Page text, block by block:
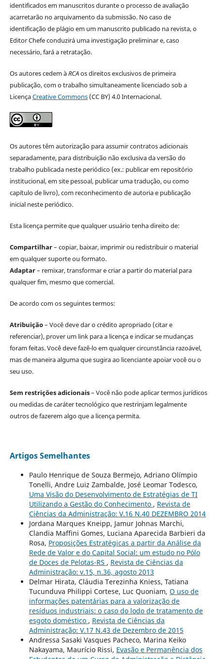
identificados em manuscritos durante o processo de avaliação
acarretarão no arquivamento da submissão. No caso de
identificação de plágio em um manuscrito publicado na revista, o
Editor Chefe conduzirá uma investigação preliminar e, caso
necessário, fará a retratação.
Os autores cedem àRCAos direitos exclusivos de primeira
publicação, com o trabalho simultaneamente licenciado sob a
LicençaCreative Commons(CC BY) 4.0 Internacional.
Os autores têm autorização para assumir contratos adicionais
separadamente, para distribuição não exclusiva da versão do
trabalho publicada neste periódico (ex.: publicar em repositório
institucional, em site pessoal, publicar uma tradução, ou como
capítulo de livro), com reconhecimento de autoria e publicação
inicial neste periódico.
Esta licença permite que qualquer usuário tenha direito de:
Compartilhar– copiar, baixar, imprimir ou redistribuir o material
em qualquer suporte ou formato.
Adaptar– remixar, transformar e criar a partir do material para
qualquer fim, mesmo que comercial.
De acordo com os seguintes termos:
Atribuição– Você deve dar o crédito apropriado (citar e
referenciar), prover um link para a licença e indicar se mudanças
foram feitas. Você deve fazê-lo em qualquer circunstância razoável,
mas de maneira alguma que sugira ao licenciante apoiar você ou o
seu uso.
Sem restrições adicionais– Você não pode aplicar termos jurídicos
ou medidas de caráter tecnológico que restrinjam legalmente
outros de fazerem algo que a licença permita.
Artigos Semelhantes
Paulo Henrique de Souza Bermejo, Adriano Olímpio
Tonelli, Andre Luiz Zambalde, José Leomar Todesco,
Uma Visão do Desenvolvimento de Estratégias de TI
Utilizando a Gestão do Conhecimento , Revista de
Ciências da Administração: V.16 N.40 DEZEMBRO 2014
Jordana Marques Kneipp, Jamur Johnas Marchi,
Clandia Maffini Gomes, Luciana Aparecida Barbieri da
Rosa, Proposições Estratégicas a partir da Análise da
Rede de Valor e do Capital Social: um estudo no Pólo
de Doces de Pelotas-RS , Revista de Ciências da
Administração: v.15, n.36, agosto 2013
Delmar Hirata, Cláudia Terezinha Kniess, Tatiana
Tucunduva Philippi Cortese, Luc Quoniam, O uso de
informações patentárias para a valorização de
resíduos industriais: o caso do lodo de tratamento de
esgoto doméstico , Revista de Ciências da
Administração: V.17 N.43 de Dezembro de 2015
Andressa Sasaki Vasques Pacheco, Marina Keiko
Nakayama, Maurício Rissi, Evasão e Permanência dos